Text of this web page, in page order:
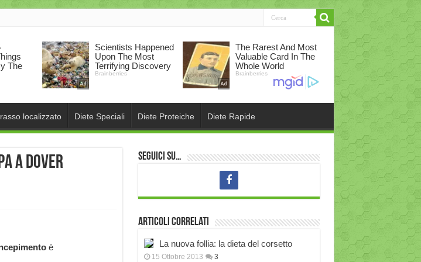
localizzato Diete Speciali Diete Proteiche Diete Rapide
a dover
è
Seguici su…
Articoli correlati
La nuova follia: la dieta del corsetto
15 Ottobre 2013 3